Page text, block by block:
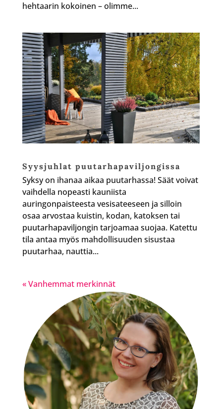
hehtaarin kokoinen – olimme...
Syysjuhlat puutarhapaviljongissa
Syksy on ihanaa aikaa puutarhassa! Säät voivat
vaihdella nopeasti kauniista
auringonpaisteesta vesisateeseen ja silloin
osaa arvostaa kuistin, kodan, katoksen tai
puutarhapaviljongin tarjoamaa suojaa. Katettu
tila antaa myös mahdollisuuden sisustaa
puutarhaa, nauttia...
« Vanhemmat merkinnät